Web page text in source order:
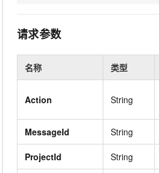
请求参数
名称 类型
Action String
MessageId String
ProjectId String
大模型服务
千问AI平台-Token Plan
千问AI平台-模型体验
Happy 系列大模型
新一代 AI 视频生成模型，深度适配广告营销等场景
140+云产品 免费试用
产品新客免费试用，最长12个月
大模型ACA认证体验
生态解决方案
行业生态解决方案
开发者生态解决方案
AI 开发和 AI 应用解决方案